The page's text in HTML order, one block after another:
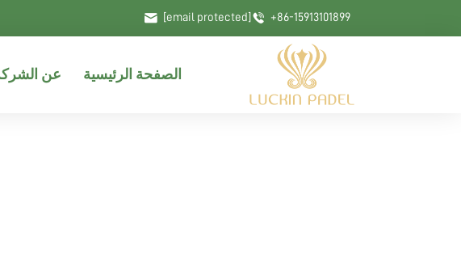
+86-15913101899
[email protected]
الصفحة الرئيسية عن